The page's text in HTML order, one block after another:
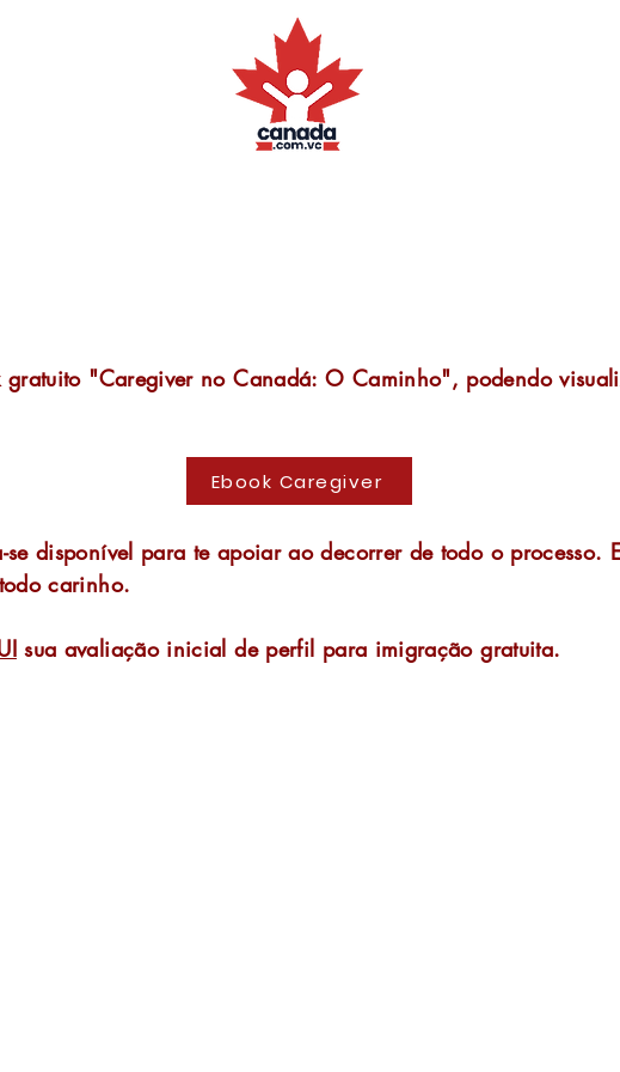
gratuito "Caregiver no Canadá: O Caminho", podendo
Ebook Caregiver
se disponível para te apoiar ao decorrer de todo o processo.
carinho.
sua avaliação inicial de perfil para imigração gratuita.